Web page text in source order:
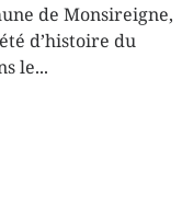
de Monsireigne,
d’histoire du
le...